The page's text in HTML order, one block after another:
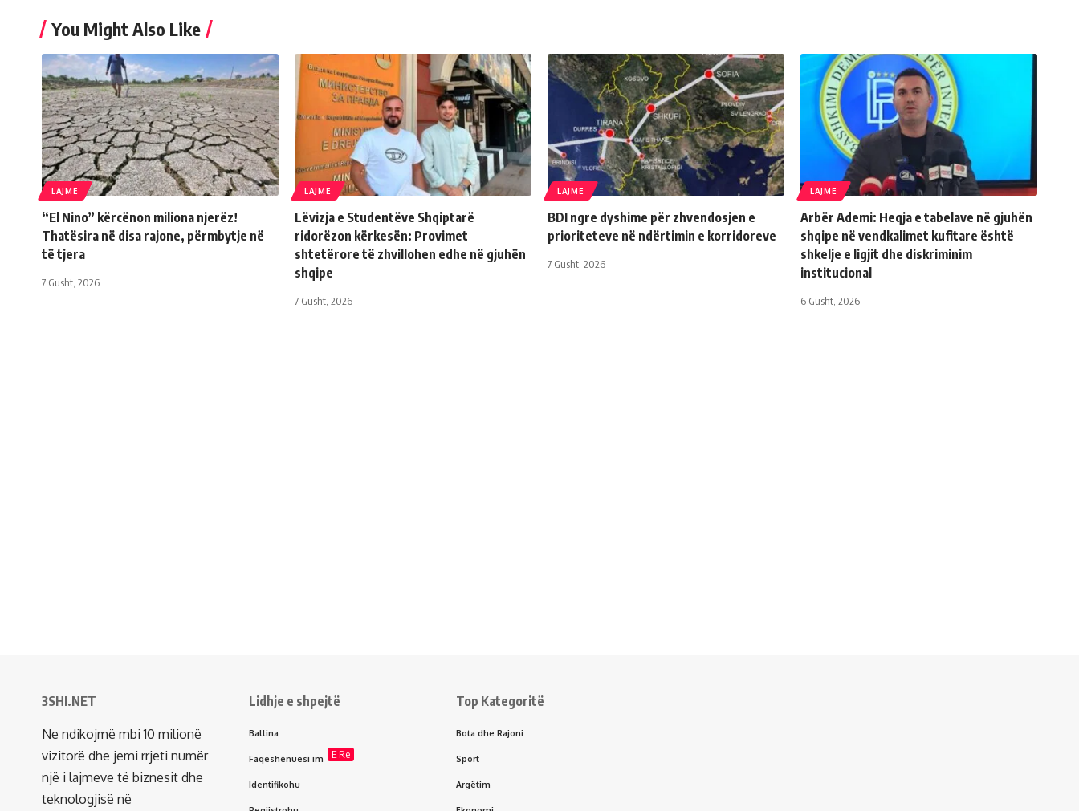
You Might Also Like
LAJME
“El Nino” kërcënon miliona njerëz!
Thatësira në disa rajone, përmbytje në
të tjera
7 Gusht, 2026
LAJME
Lëvizja e Studentëve Shqiptarë
ridorëzon kërkesën: Provimet
shtetërore të zhvillohen edhe në gjuhën
shqipe
7 Gusht, 2026
LAJME
BDI ngre dyshime për zhvendosjen e
prioriteteve në ndërtimin e korridoreve
7 Gusht, 2026
LAJME
Arbër Ademi: Heqja e tabelave në gjuhën
shqipe në vendkalimet kufitare është
shkelje e ligjit dhe diskriminim
institucional
6 Gusht, 2026
3SHI.NET
Ne ndikojmë mbi 10 milionë
vizitorë dhe jemi rrjeti numër
një i lajmeve të biznesit dhe
teknologjisë në
Lidhje e shpejtë
Ballina
Faqeshënuesi im E Re
Identifikohu
Top Kategoritë
Bota dhe Rajoni
Sport
Argëtim